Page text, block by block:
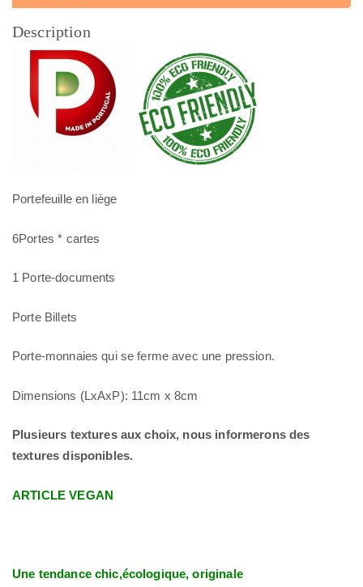
Description
Portefeuille en liège
6Portes * cartes
1 Porte-documents
Porte Billets
Porte-monnaies qui se ferme avec une pression.
Dimensions (LxAxP): 11cm x 8cm
Plusieurs textures aux choix, nous informerons des
textures disponibles.
ARTICLE VEGAN
Une tendance chic,écologique, originale